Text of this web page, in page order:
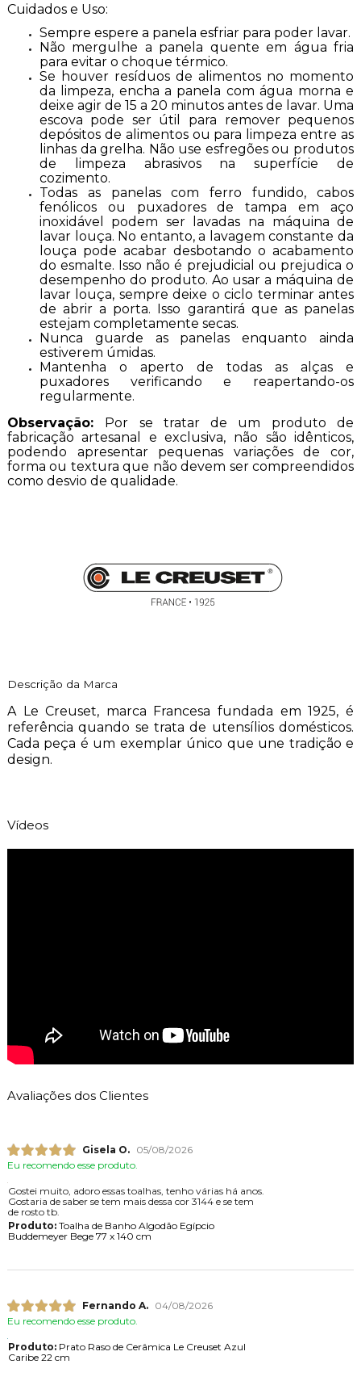
Cuidados e Uso:
Sempre espere a panela esfriar para poder lavar.
Não mergulhe a panela quente em água fria
para evitar o choque térmico.
Se houver resíduos de alimentos no momento
da limpeza, encha a panela com água morna e
deixe agir de 15 a 20 minutos antes de lavar. Uma
escova pode ser útil para remover pequenos
depósitos de alimentos ou para limpeza entre as
linhas da grelha. Não use esfregões ou produtos
de limpeza abrasivos na superfície de
cozimento.
Todas as panelas com ferro fundido, cabos
fenólicos ou puxadores de tampa em aço
inoxidável podem ser lavadas na máquina de
lavar louça. No entanto, a lavagem constante da
louça pode acabar desbotando o acabamento
do esmalte. Isso não é prejudicial ou prejudica o
desempenho do produto. Ao usar a máquina de
lavar louça, sempre deixe o ciclo terminar antes
de abrir a porta. Isso garantirá que as panelas
estejam completamente secas.
Nunca guarde as panelas enquanto ainda
estiverem úmidas.
Mantenha o aperto de todas as alças e
puxadores verificando e reapertando-os
regularmente.
Observação: Por se tratar de um produto de
fabricação artesanal e exclusiva, não são idênticos,
podendo apresentar pequenas variações de cor,
forma ou textura que não devem ser compreendidos
como desvio de qualidade.
Descrição da Marca
A Le Creuset, marca Francesa fundada em 1925, é
referência quando se trata de utensílios domésticos.
Cada peça é um exemplar único que une tradição e
design.
Vídeos
Avaliações dos Clientes
Gisela O.
05/08/2026
Eu recomendo esse produto.
Gostei muito, adoro essas toalhas, tenho várias há anos.
Gostaria de saber se tem mais dessa cor 3144 e se tem
de rosto tb.
Produto:Toalha de Banho Algodão Egípcio
Buddemeyer Bege 77 x 140 cm
Fernando A.
04/08/2026
Eu recomendo esse produto.
Produto:Prato Raso de Cerâmica Le Creuset Azul
Caribe 22 cm